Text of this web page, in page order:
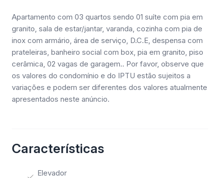
Apartamento com 03 quartos sendo 01 suíte com pia em
granito, sala de estar/jantar, varanda, cozinha com pia de
inox com armário, área de serviço, D.C.E, despensa com
prateleiras, banheiro social com box, pia em granito, piso
cerâmica, 02 vagas de garagem.. Por favor, observe que
os valores do condomínio e do IPTU estão sujeitos a
variações e podem ser diferentes dos valores atualmente
apresentados neste anúncio.
Características
Elevador